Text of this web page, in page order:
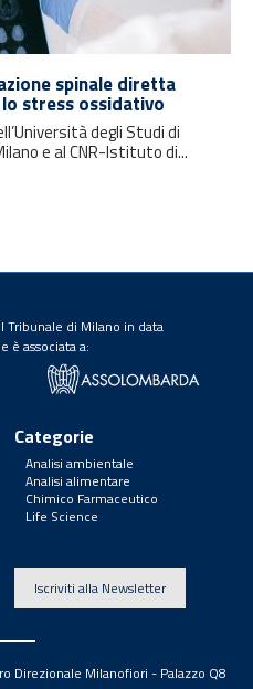
spinale diretta
stress ossidativo
degli Studi di
e al CNR-Istituto di...
Tribunale di Milano in data
è associata a:
Categorie
Analisi ambientale
Analisi alimentare
Chimico Farmaceutico
Life Science
Iscriviti alla Newsletter
Direzionale Milanofiori - Palazzo Q8